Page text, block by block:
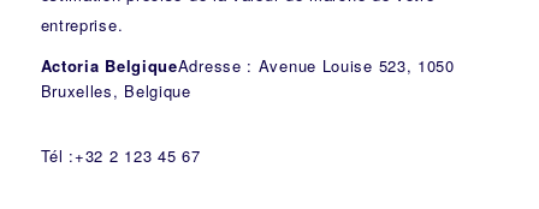
entreprise.
Actoria BelgiqueAdresse : Avenue Louise 523, 1050
Bruxelles, Belgique
Tél :+32 2 123 45 67